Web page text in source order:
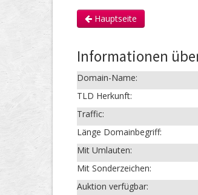
Hauptseite
Informationen
Domain-Name:
TLD Herkunft:
Traffic:
Länge Domainbegriff:
Mit Umlauten:
Mit Sonderzeichen:
Auktion verfügbar: